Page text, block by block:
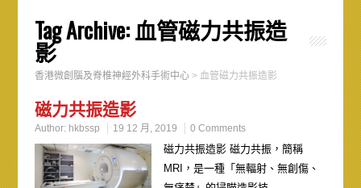
Tag Archive:血管磁力共振造
影
香港微創腦及脊椎神經外科手術中心> 血管磁力共振造影
磁力共振造影
Author: hkbssp 19 12 月, 2019 0 Comments
磁力共振造影 磁力共振，簡稱
MRI，是一種「無輻射、無創傷、